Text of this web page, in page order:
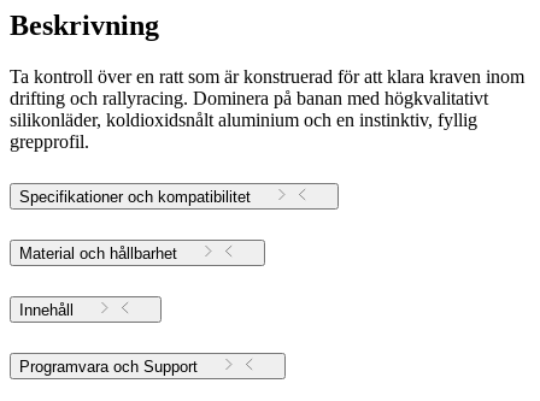
Beskrivning
Ta kontroll över en ratt som är konstruerad för att klara kraven inom
drifting och rallyracing. Dominera på banan med högkvalitativt
silikonläder, koldioxidsnålt aluminium och en instinktiv, fyllig
grepprofil.
Specifikationer och kompatibilitet
Material och hållbarhet
Innehåll
Programvara och Support